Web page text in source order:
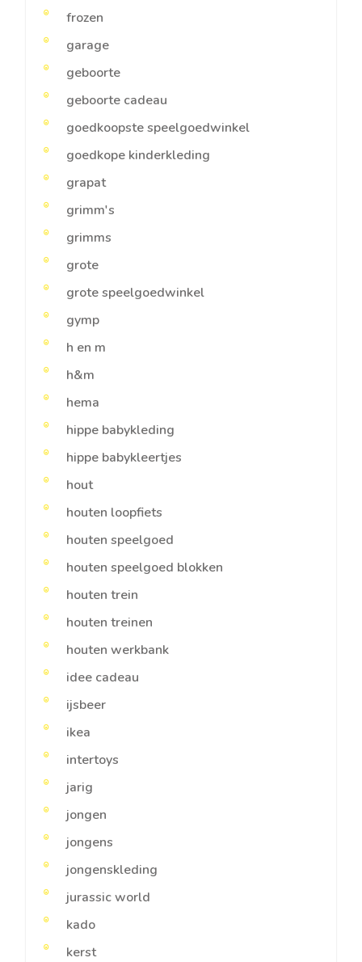
frozen
garage
geboorte
geboorte cadeau
goedkoopste speelgoedwinkel
goedkope kinderkleding
grapat
grimm's
grimms
grote
grote speelgoedwinkel
gymp
h en m
h&m
hema
hippe babykleding
hippe babykleertjes
hout
houten loopfiets
houten speelgoed
houten speelgoed blokken
houten trein
houten treinen
houten werkbank
idee cadeau
ijsbeer
ikea
intertoys
jarig
jongen
jongens
jongenskleding
jurassic world
kado
kerst